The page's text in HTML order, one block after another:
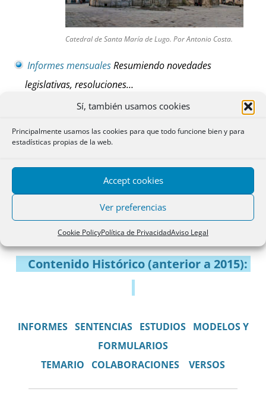
Sí, también usamos cookies
Principalmente usamos las cookies para que todo funcione bien y para
estadísticas propias de la web.
Accept cookies
Ver preferencias
Cookie PolicyPolítica de PrivacidadAviso Legal
Catedral de Santa María de Lugo. Por Antonio Costa.
Informes mensualesResumiendo novedades
legislativas, resoluciones…
Sentencias en materia de calificación
Estudiosespecíficos de especial interés práctico…
, o la sección deVersos per Versos
humorístico sobre cuestiones profesionales).
Contenido Histórico (anterior a 2015):
INFORMES SENTENCIAS ESTUDIOS
MODELOS Y
FORMULARIOS
TEMARIO
COLABORACIONES VERSOS